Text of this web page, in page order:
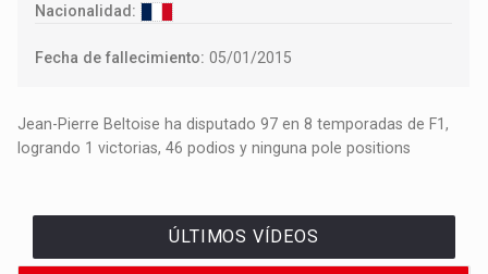
Nacionalidad:
Fecha de fallecimiento: 05/01/2015
Jean-Pierre Beltoise ha disputado 97 en 8 temporadas de F1,
logrando 1 victorias, 46 podios y ninguna pole positions
ÚLTIMOS VÍDEOS